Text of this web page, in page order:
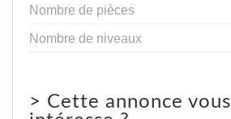
Nombre de pièces
Nombre de niveaux
> Cette annonce vous